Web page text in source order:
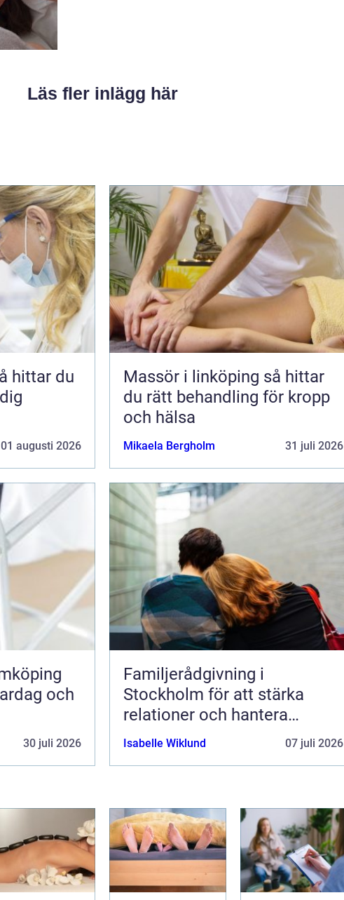
Läs fler inlägg här
01 augusti 2026
Massör i linköping så hittar
du rätt behandling för kropp
och hälsa
Mikaela Bergholm 31 juli 2026
och
30 juli 2026
Familjerådgivning i
Stockholm för att stärka
relationer och hantera
utmaningar
Isabelle Wiklund 07 juli 2026